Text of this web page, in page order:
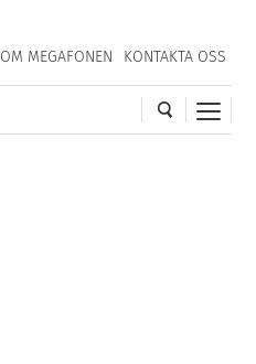
OM MEGAFONEN KONTAKTA OSS